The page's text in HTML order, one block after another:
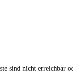
sind nicht erreichbar